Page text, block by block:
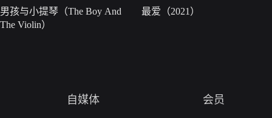
男孩与小提琴（The Boy And
The Violin）
最爱（2021）
自媒体 会员